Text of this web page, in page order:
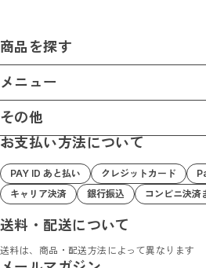
商品を探す
商品一覧
メニュー
ホーム
ショップガイド
お支払い方法について
ブログ
お問い合わせ
その他
プライバシーポリシー
特定商取引法に基づく表記
Nishizaki Base 楽天店
Nishizaki Base Amazon店
お支払い方法について
PAY ID あと払い クレジットカード
キャリア決済
銀行振込 コンビニ決
送料・配送について
送料は、商品・配送方法によって異なります